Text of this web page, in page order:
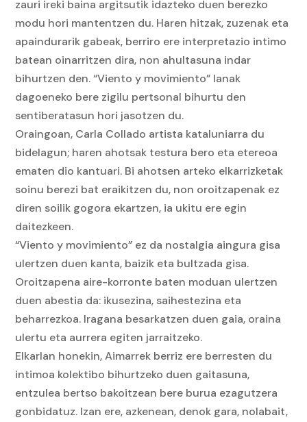
zauri ireki baina argitsutik idazteko duen berezko
modu hori mantentzen du. Haren hitzak, zuzenak eta
apaindurarik gabeak, berriro ere interpretazio intimo
batean oinarritzen dira, non ahultasuna indar
bihurtzen den. “Viento y movimiento” lanak
dagoeneko bere zigilu pertsonal bihurtu den
sentiberatasun hori jasotzen du.
Oraingoan, Carla Collado artista kataluniarra du
bidelagun; haren ahotsak testura bero eta etereoa
ematen dio kantuari. Bi ahotsen arteko elkarrizketak
soinu berezi bat eraikitzen du, non oroitzapenak ez
diren soilik gogora ekartzen, ia ukitu ere egin
daitezkeen.
“Viento y movimiento” ez da nostalgia aingura gisa
ulertzen duen kanta, baizik eta bultzada gisa.
Oroitzapena aire-korronte baten moduan ulertzen
duen abestia da: ikusezina, saihestezina eta
beharrezkoa. Iragana besarkatzen duen gaia, oraina
ulertu eta aurrera egiten jarraitzeko.
Elkarlan honekin, Aimarrek berriz ere berresten du
intimoa kolektibo bihurtzeko duen gaitasuna,
entzulea bertso bakoitzean bere burua ezagutzera
gonbidatuz. Izan ere, azkenean, denok gara, nolabait,